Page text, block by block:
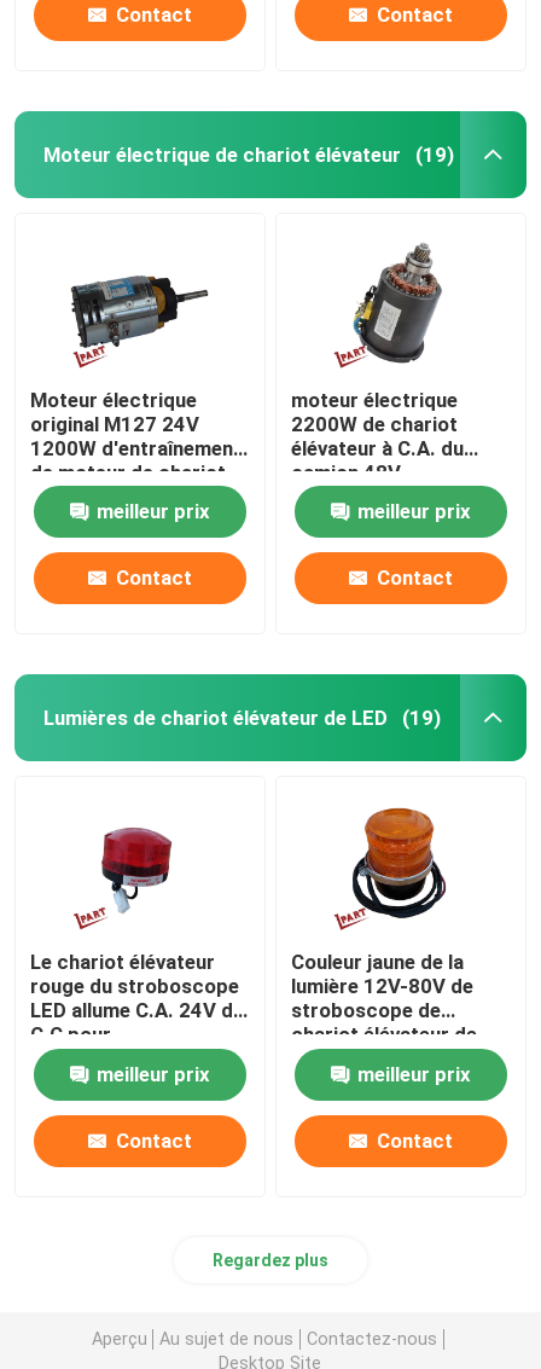
Contact Contact
Moteur électrique de chariot élévateur (19)
Moteur électrique
original M127 24V
1200W d'entraînement
de moteur de chariot
élévateur
meilleur prix
Contact
moteur électrique
2200W de chariot
élévateur à C.A. du
camion 48V
meilleur prix
Contact
Lumières de chariot élévateur de LED (19)
Le chariot élévateur
rouge du stroboscope
LED allume C.A. 24V de
C.C pour
l'avertissement
meilleur prix
Contact
Couleur jaune de la
lumière 12V-80V de
stroboscope de
chariot élévateur de
balise de LED
meilleur prix
Contact
Regardez plus
Aperçu Au sujet de nous
Contactez-nous
Desktop Site